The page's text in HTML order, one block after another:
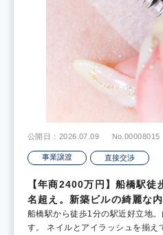
公開日：2026.07.09 No.00008015
事業譲渡 直接交渉
【年商2400万円】船橋駅
名超え。新築ビルの綺麗な
船橋駅から徒歩1分の駅近好立地
す。 ネイルとアイラッシュを揃え